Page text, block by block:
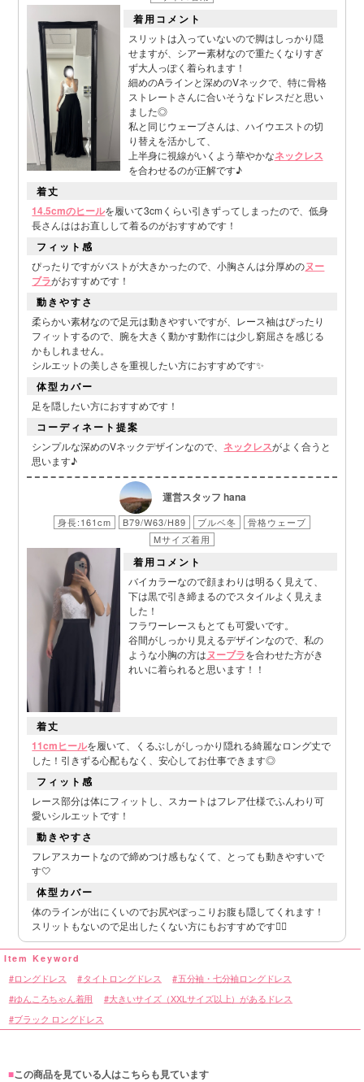
■スペック表
■カラーバリエーション
着用コメント
スリットは入っていないので脚はしっかり隠
せますが、シアー素材なので重たくなりすぎ
ず大人っぽく着られます！
細めのAラインと深めのVネックで、特に骨格
ストレートさんに合いそうなドレスだと思い
ました◎
私と同じウェーブさんは、ハイウエストの切
り替えを活かして、
上半身に視線がいくよう華やかなネックレス
を合わせるのが正解です♪
着丈
14.5cmのヒールを履いて3cmくらい引きずってしまったので、低身
長さんははお直しして着るのがおすすめです！
フィット感
ぴったりですがバストが大きかったので、小胸さんは分厚めのヌー
ブラがおすすめです！
動きやすさ
柔らかい素材なので足元は動きやすいですが、レース袖はぴったり
フィットするので、腕を大きく動かす動作には少し窮屈さを感じる
かもしれません。
シルエットの美しさを重視したい方におすすめです✨
体型カバー
足を隠したい方におすすめです！
コーディネート提案
シンプルな深めのVネックデザインなので、 ネックレスがよく合うと
思います♪
運営スタッフ hana
身長:161cm B79/W63/H89 ブルベ冬
骨格ウェーブ
Mサイズ着用
着用コメント
バイカラーなので顔まわりは明るく見えて、
下は黒で引き締まるのでスタイルよく見えま
した！
フラワーレースもとても可愛いです。
谷間がしっかり見えるデザインなので、私の
ような小胸の方はヌーブラを合わせた方がき
れいに着られると思います！！
着丈
11cmヒールを履いて、くるぶしがしっかり隠れる綺麗なロング丈で
した！引きずる心配もなく、安心してお仕事できます◎
フィット感
レース部分は体にフィットし、スカートはフレア仕様でふんわり可
愛いシルエットです！
動きやすさ
フレアスカートなので締めつけ感もなくて、とっても動きやすいで
す🤍
体型カバー
体のラインが出にくいのでお尻やぽっこりお腹も隠してくれます！
スリットもないので足出したくない方にもおすすめです👌🏻
ロングドレス タイトロングドレス 五分袖・七分袖ロングドレス
ゆんころちゃん着用 大きいサイズ（XXLサイズ以上）があるドレス
ブラック ロングドレス
■この商品を見ている人はこちらも見ています